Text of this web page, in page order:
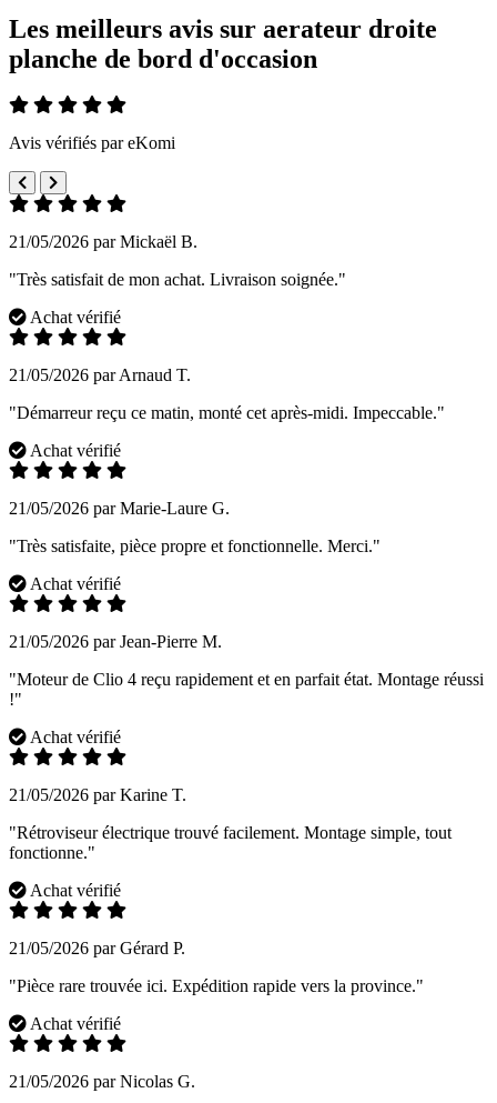
Les meilleurs avis sur aerateur droite
planche de bord d'occasion
Avis vérifiés par eKomi
21/05/2026 par Mickaël B.
"Très satisfait de mon achat. Livraison soignée."
Achat vérifié
21/05/2026 par Arnaud T.
"Démarreur reçu ce matin, monté cet après-midi. Impeccable."
Achat vérifié
21/05/2026 par Marie-Laure G.
"Très satisfaite, pièce propre et fonctionnelle. Merci."
Achat vérifié
21/05/2026 par Jean-Pierre M.
"Moteur de Clio 4 reçu rapidement et en parfait état. Montage réussi
!"
Achat vérifié
21/05/2026 par Karine T.
"Rétroviseur électrique trouvé facilement. Montage simple, tout
fonctionne."
Achat vérifié
21/05/2026 par Gérard P.
"Pièce rare trouvée ici. Expédition rapide vers la province."
Achat vérifié
21/05/2026 par Nicolas G.